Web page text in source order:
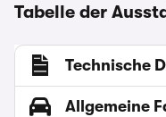
Tabelle der
Technische
Allgemeine